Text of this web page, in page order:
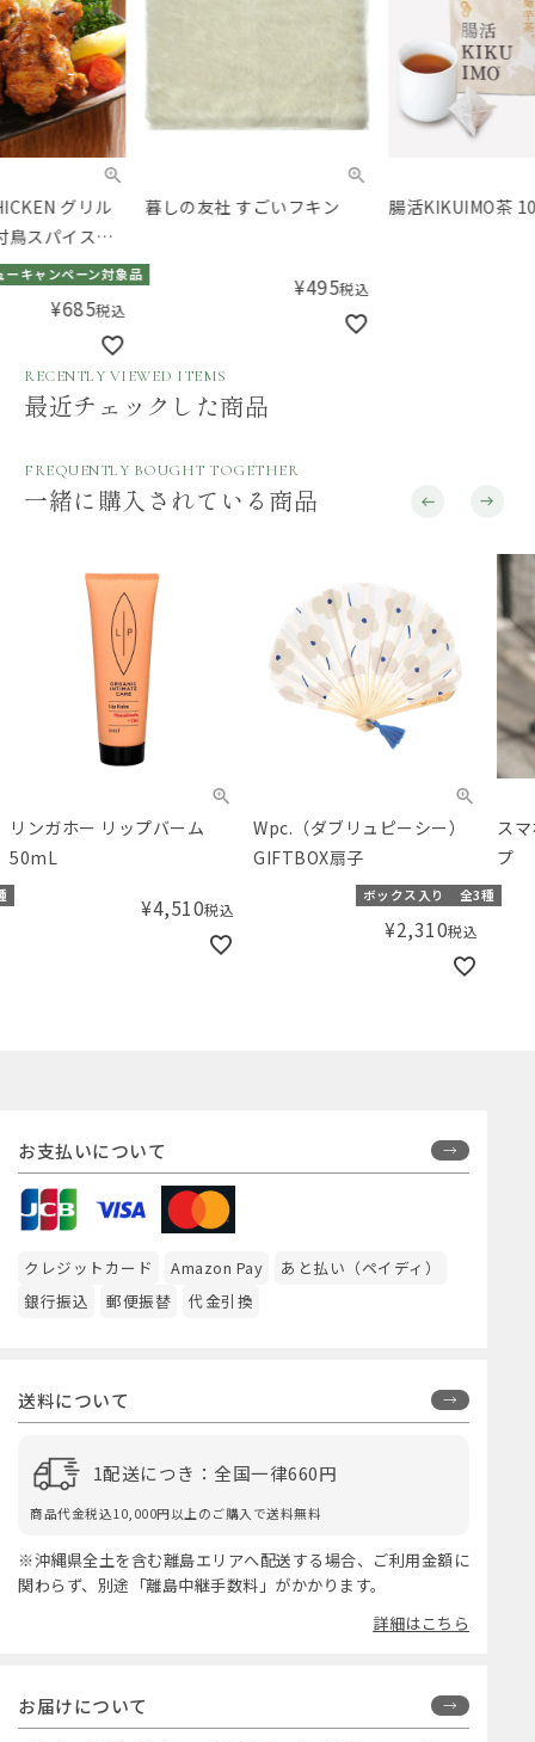
暮しの友社 すごいフキン 腸活KIKUIMO茶 10袋
く
RECENTLY VIEWED ITEMS
最近チェックした商品
一緒に購入されている商品
Wpc.（ダブリュピーシー）
GIFTBOX扇子
¥2,310税込
スマホショルダー ストラッ
プ
¥1,078税込
返
【
お支払いについて
クレジットカード Amazon Pay
あと払い（ペイディ）
銀行振込
郵便振替 代金引換
送料について
1配送につき：全国一律660円
商品代金税込10,000円以上のご購入で送料無料
※沖縄県全土を含む離島エリアへ配送する場合、ご利用金額に
関わらず、別途「離島中継手数料」がかかります。
詳細はこちら
お届けについて